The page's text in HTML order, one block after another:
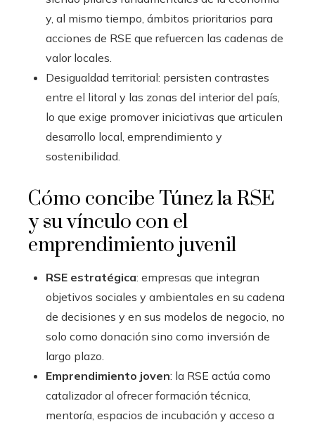
y, al mismo tiempo, ámbitos prioritarios para
acciones de RSE que refuercen las cadenas de
valor locales.
Desigualdad territorial: persisten contrastes
entre el litoral y las zonas del interior del país,
lo que exige promover iniciativas que articulen
desarrollo local, emprendimiento y
sostenibilidad.
Cómo concibe Túnez la RSE
y su vínculo con el
emprendimiento juvenil
RSE estratégica: empresas que integran
objetivos sociales y ambientales en su cadena
de decisiones y en sus modelos de negocio, no
solo como donación sino como inversión de
largo plazo.
Emprendimiento joven: la RSE actúa como
catalizador al ofrecer formación técnica,
mentoría, espacios de incubación y acceso a